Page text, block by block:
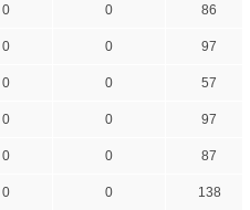
0 0
86
0 0
97
0 0
57
0 0
97
0 0
87
0 0
138